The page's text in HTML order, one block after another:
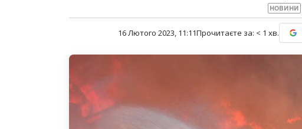
НОВИНИ
16 Лютого 2023, 11:11Прочитаєте за: < 1 хв.